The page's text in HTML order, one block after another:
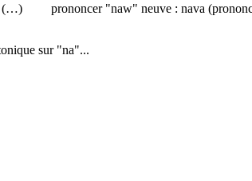
(…) prononcer "naw" neuve : nava
sur "na"...